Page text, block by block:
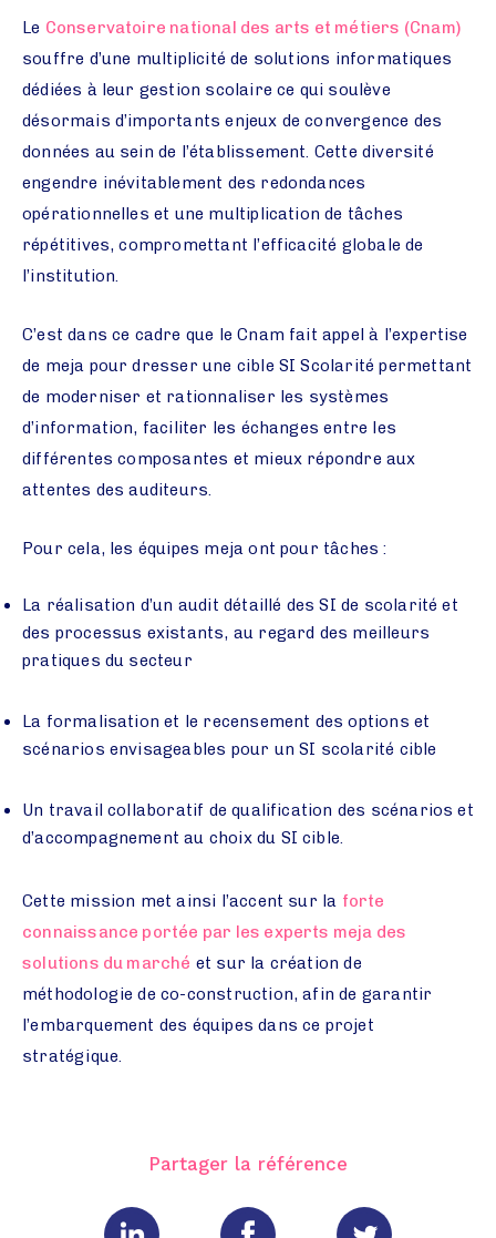
Partager la référence
Le Conservatoire national des arts et métiers (Cnam)
souffre d’une multiplicité de solutions informatiques
dédiées à leur gestion scolaire ce qui soulève
désormais d’importants enjeux de convergence des
données au sein de l’établissement. Cette diversité
engendre inévitablement des redondances
opérationnelles et une multiplication de tâches
répétitives, compromettant l’efficacité globale de
l’institution.
C’est dans ce cadre que le Cnam fait appel à l’expertise
de meja pour dresser une cible SI Scolarité permettant
de moderniser et rationnaliser les systèmes
d’information, faciliter les échanges entre les
différentes composantes et mieux répondre aux
attentes des auditeurs.
Pour cela, les équipes meja ont pour tâches :
La réalisation d’un audit détaillé des SI de scolarité et
des processus existants, au regard des meilleurs
pratiques du secteur
La formalisation et le recensement des options et
scénarios envisageables pour un SI scolarité cible
Un travail collaboratif de qualification des scénarios et
d’accompagnement au choix du SI cible.
Cette mission met ainsi l’accent sur la forte
connaissance portée par les experts meja des
solutions du marché et sur la création de
méthodologie de co-construction, afin de garantir
l’embarquement des équipes dans ce projet
stratégique.